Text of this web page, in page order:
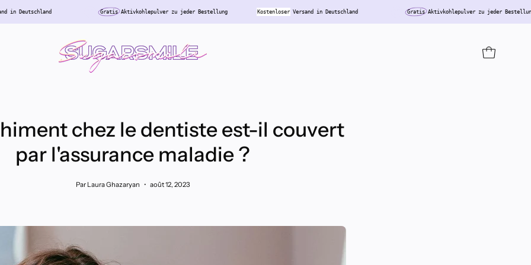
KostenloserVersand in Deutschland GratisAktivkohlepulver zu jeder Bestellung KostenloserVersand in Deutschland GratisAktivkohlepulver
OUVRIR LE
chez le dentiste est-il couvert
par l'assurance maladie ?
Par Laura Ghazaryan août 12, 2023